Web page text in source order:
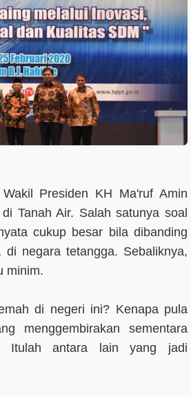
Wakil Presiden KH Ma'ruf Amin
Tanah Air. Salah satunya soal
cukup besar bila dibanding
negara tetangga. Sebaliknya,
minim.
di negeri ini? Kenapa pula
menggembirakan sementara
Itulah antara lain yang jadi